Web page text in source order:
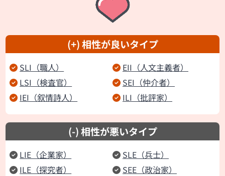
(+) 相性が良いタイプ
SLI（職人）
LSI（検査官）
IEI（叙情詩人）
EII（人文主義者）
SEI（仲介者）
ILI（批評家）
(-) 相性が悪いタイプ
LIE（企業家）
ILE（探究者）
SLE（兵士）
SEE（政治家）